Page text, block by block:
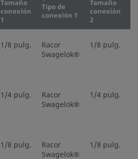
Tamaño
conexión
1
Tipo de
conexión 1
Tamaño
conexión
2
1/8 pulg.
Racor
Swagelok®
1/8 pulg.
1/4 pulg.
Racor
Swagelok®
1/4 pulg.
1/8 pulg.
Racor
Swagelok®
1/8 pulg.